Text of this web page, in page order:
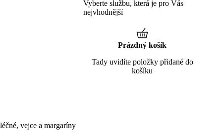
vejce a margaríny
Vyberte službu, která je pro Vás
nejvhodnější
Prázdný košík
Tady uvidíte položky přidané do
košíku